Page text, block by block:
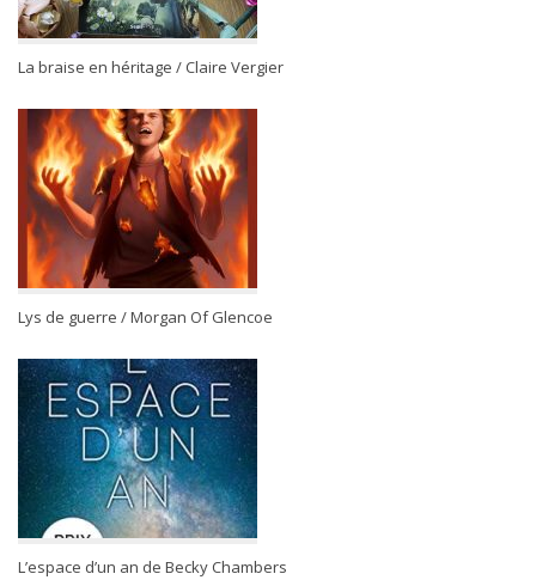
La braise en héritage / Claire Vergier
Lys de guerre / Morgan Of Glencoe
L’espace d’un an de Becky Chambers